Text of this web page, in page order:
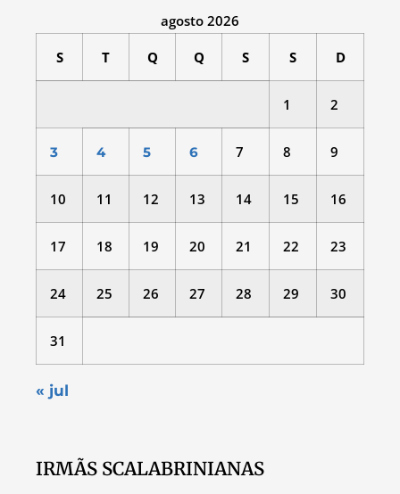
agosto 2026
S T Q Q S S D
1 2
3 4 5 6 7 8 9
10 11 12 13 14 15 16
17 18 19 20 21 22 23
24 25 26 27 28 29 30
31
« jul
IRMÃS SCALABRINIANAS